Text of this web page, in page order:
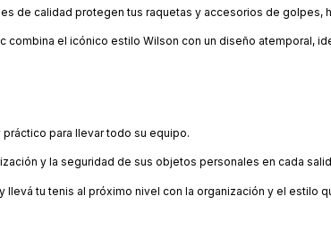
de calidad protegen tus raquetas y accesorios de golpes,
combina el icónico estilo Wilson con un diseño atemporal,
para llevar todo su equipo.
y la seguridad de sus objetos personales en cada
y llevá tu tenis al próximo nivel con la organización y el estilo